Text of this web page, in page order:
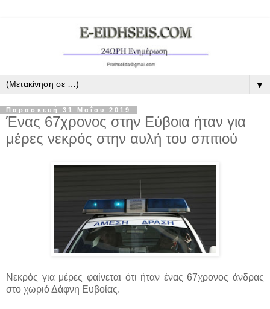
▼
Παρασκευή 31 Μαΐου 2019
Ένας 67χρονος στην Εύβοια ήταν για
μέρες νεκρός στην αυλή του σπιτιού
Νεκρός για μέρες φαίνεται ότι ήταν ένας 67χρονος άνδρας
στο χωριό Δάφνη Ευβοίας.